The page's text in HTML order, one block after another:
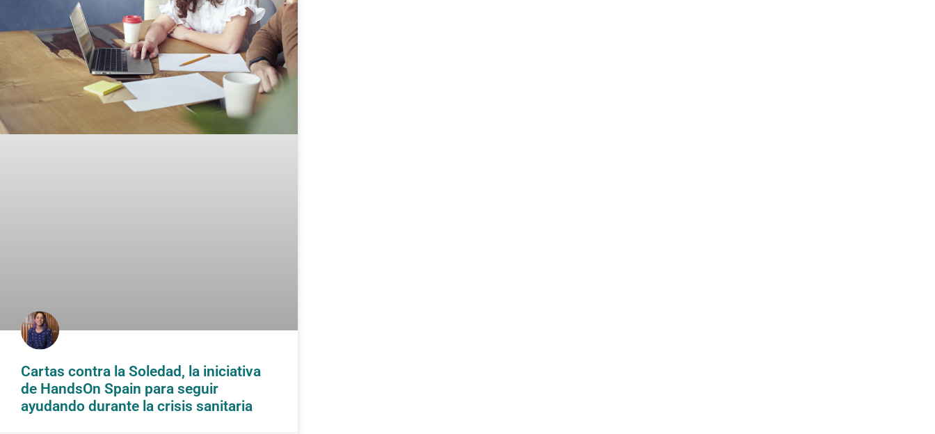
Cartas contra la Soledad, la iniciativa
de HandsOn Spain para seguir
ayudando durante la crisis sanitaria